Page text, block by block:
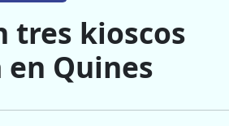
tres kioscos
Quines